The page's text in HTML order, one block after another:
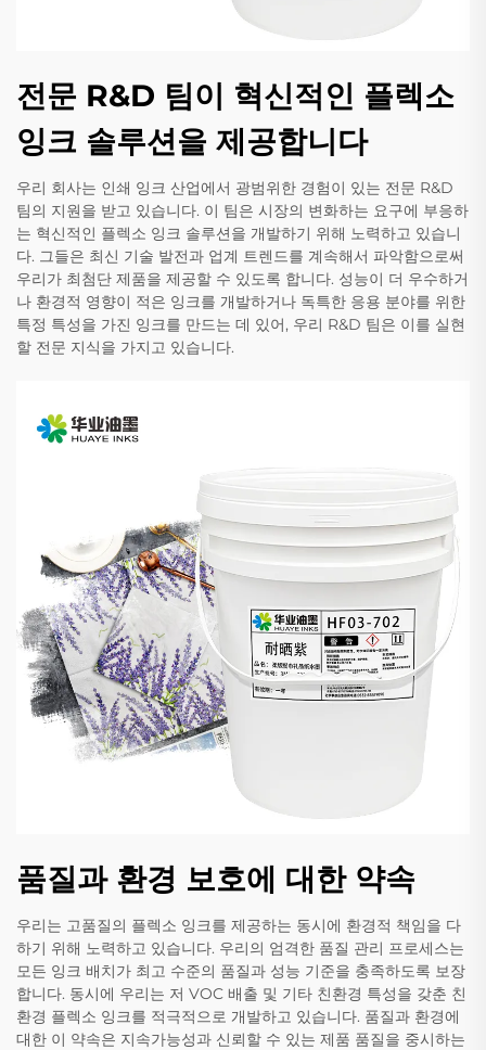
전문 R&D 팀이 혁신적인 플렉소
잉크 솔루션을 제공합니다
우리 회사는 인쇄 잉크 산업에서 광범위한 경험이 있는 전문 R&D
팀의 지원을 받고 있습니다. 이 팀은 시장의 변화하는 요구에 부응하
는 혁신적인 플렉소 잉크 솔루션을 개발하기 위해 노력하고 있습니
다. 그들은 최신 기술 발전과 업계 트렌드를 계속해서 파악함으로써
우리가 최첨단 제품을 제공할 수 있도록 합니다. 성능이 더 우수하거
나 환경적 영향이 적은 잉크를 개발하거나 독특한 응용 분야를 위한
특정 특성을 가진 잉크를 만드는 데 있어, 우리 R&D 팀은 이를 실현
할 전문 지식을 가지고 있습니다.
품질과 환경 보호에 대한 약속
우리는 고품질의 플렉소 잉크를 제공하는 동시에 환경적 책임을 다
하기 위해 노력하고 있습니다. 우리의 엄격한 품질 관리 프로세스는
모든 잉크 배치가 최고 수준의 품질과 성능 기준을 충족하도록 보장
합니다. 동시에 우리는 저 VOC 배출 및 기타 친환경 특성을 갖춘 친
환경 플렉소 잉크를 적극적으로 개발하고 있습니다. 품질과 환경에
대한 이 약속은 지속가능성과 신뢰할 수 있는 제품 품질을 중시하는